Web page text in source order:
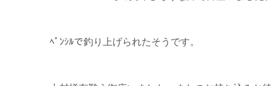
ﾍﾟﾝｼﾙで釣り上げられたそうです。